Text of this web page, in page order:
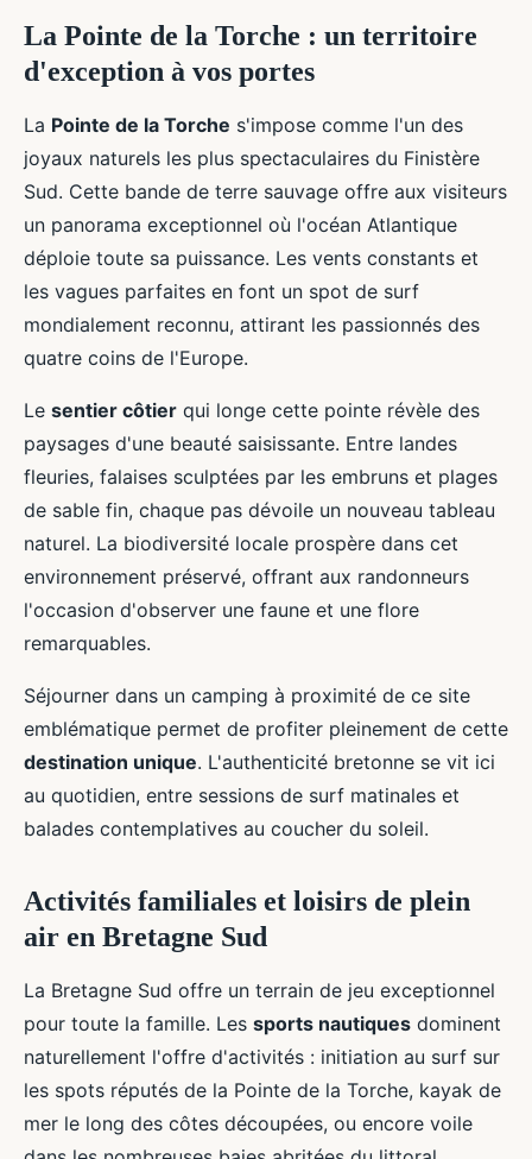
La Pointe de la Torche : un territoire
d'exception à vos portes
La Pointe de la Torche s'impose comme l'un des
joyaux naturels les plus spectaculaires du Finistère
Sud. Cette bande de terre sauvage offre aux visiteurs
un panorama exceptionnel où l'océan Atlantique
déploie toute sa puissance. Les vents constants et
les vagues parfaites en font un spot de surf
mondialement reconnu, attirant les passionnés des
quatre coins de l'Europe.
Le sentier côtier qui longe cette pointe révèle des
paysages d'une beauté saisissante. Entre landes
fleuries, falaises sculptées par les embruns et plages
de sable fin, chaque pas dévoile un nouveau tableau
naturel. La biodiversité locale prospère dans cet
environnement préservé, offrant aux randonneurs
l'occasion d'observer une faune et une flore
remarquables.
Séjourner dans un camping à proximité de ce site
emblématique permet de profiter pleinement de cette
destination unique. L'authenticité bretonne se vit ici
au quotidien, entre sessions de surf matinales et
balades contemplatives au coucher du soleil.
Activités familiales et loisirs de plein
air en Bretagne Sud
La Bretagne Sud offre un terrain de jeu exceptionnel
pour toute la famille. Les sports nautiques dominent
naturellement l'offre d'activités : initiation au surf sur
les spots réputés de la Pointe de la Torche, kayak de
mer le long des côtes découpées, ou encore voile